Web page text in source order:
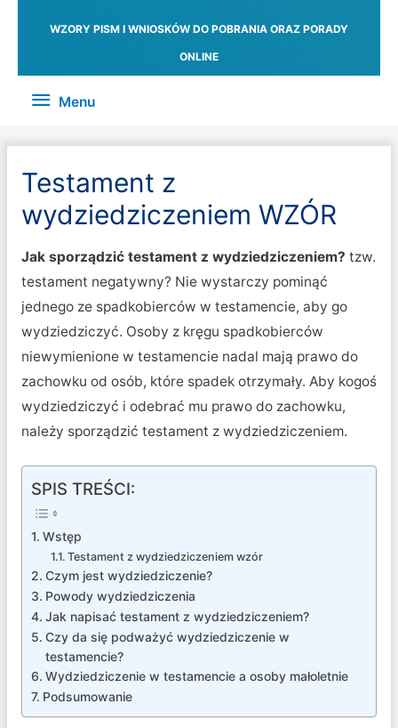
WZORY PISM I WNIOSKÓW DO POBRANIA ORAZ PORADY
ONLINE
Menu
Menu
Testament z
wydziedziczeniem WZÓR
Jak sporządzić testament z wydziedziczeniem? tzw.
testament negatywny? Nie wystarczy pominąć
jednego ze spadkobierców w testamencie, aby go
wydziedziczyć. Osoby z kręgu spadkobierców
niewymienione w testamencie nadal mają prawo do
zachowku od osób, które spadek otrzymały. Aby kogoś
wydziedziczyć i odebrać mu prawo do zachowku,
należy sporządzić testament z wydziedziczeniem.
SPIS TREŚCI:
Wstęp
Testament z wydziedziczeniem wzór
Czym jest wydziedziczenie?
Powody wydziedziczenia
Jak napisać testament z wydziedziczeniem?
Czy da się podważyć wydziedziczenie w
testamencie?
Wydziedziczenie w testamencie a osoby małoletnie
Podsumowanie